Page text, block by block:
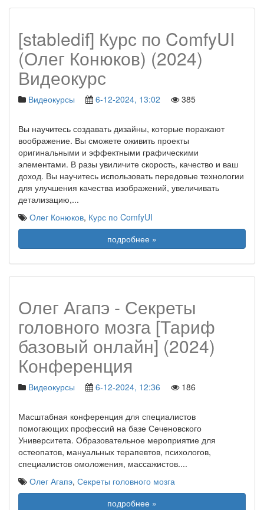
[stabledif] Курс по ComfyUI
(Олег Конюков) (2024)
Видеокурс
Видеокурсы 6-12-2024, 13:02 385
Вы научитесь создавать дизайны, которые поражают
воображение. Вы сможете оживить проекты
оригинальными и эффектными графическими
элементами. В разы увиличите скорость, качество и ваш
доход. Вы научитесь использовать передовые технологии
для улучшения качества изображений, увеличивать
детализацию,...
Олег Конюков, Курс по ComfyUI
подробнее »
Олег Агапэ - Секреты
головного мозга [Тариф
базовый онлайн] (2024)
Конференция
Видеокурсы 6-12-2024, 12:36 186
Масштабная конференция для специалистов
помогающих профессий на базе Сеченовского
Университета. Образовательное мероприятие для
остеопатов, мануальных терапевтов, психологов,
специалистов омоложения, массажистов....
Олег Агапэ, Секреты головного мозга
подробнее »